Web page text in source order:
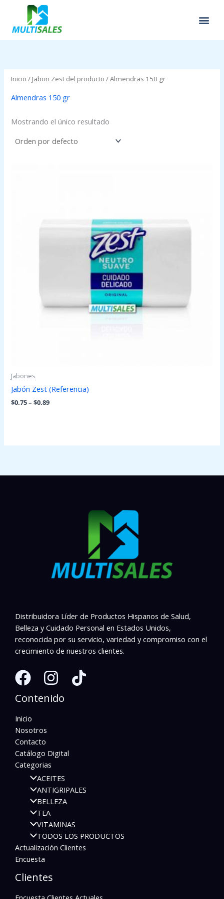
contenido
Inicio / Jabon Zest del producto / Almendras 150 gr
Almendras 150 gr
Mostrando el único resultado
Jabones
Jabón Zest (Referencia)
$0.75– $0.89
Distribuidora Líder de Productos Hispanos de Salud,
Belleza y Cuidado Personal en Estados Unidos,
reconocida por su servicio, variedad y compromiso con el
crecimiento de nuestros clientes.
Contenido
Inicio
Nosotros
Contacto
Catálogo Digital
Categorias
ACEITES
ANTIGRIPALES
BELLEZA
TEA
VITAMINAS
TODOS LOS PRODUCTOS
Actualización Clientes
Encuesta
Clientes